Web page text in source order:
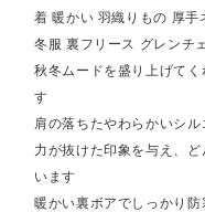
着 暖かい 羽織りもの 厚手
冬服 裏フリース グレンチ
秋冬ムードを盛り上げて
す
肩の落ちたやわらかいシ
力が抜けた印象を与え、
います
暖かい裏ボアでしっかり